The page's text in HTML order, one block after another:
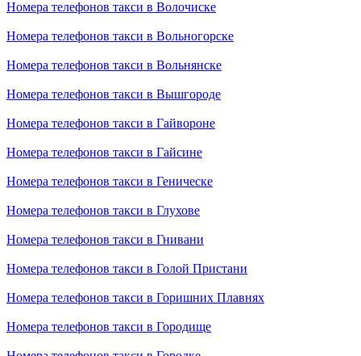
Номера телефонов такси в Волочиске
Номера телефонов такси в Вольногорске
Номера телефонов такси в Вольнянске
Номера телефонов такси в Вышгороде
Номера телефонов такси в Гайвороне
Номера телефонов такси в Гайсине
Номера телефонов такси в Геническе
Номера телефонов такси в Глухове
Номера телефонов такси в Гнивани
Номера телефонов такси в Голой Пристани
Номера телефонов такси в Горишних Плавнях
Номера телефонов такси в Городище